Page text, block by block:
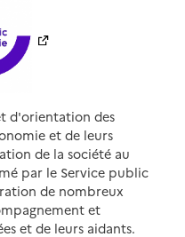
d'orientation des
et de leurs
de la société au
par le Service public
de nombreux
et
et de leurs aidants.